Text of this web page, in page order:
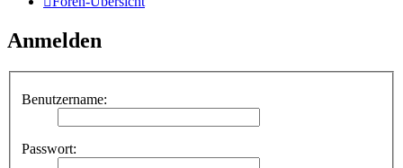
Anmelden
Benutzername:
Passwort: